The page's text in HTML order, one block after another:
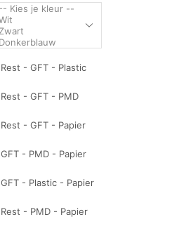
Rest - GFT - Plastic
Rest - GFT - PMD
Rest - GFT - Papier
GFT - PMD - Papier
GFT - Plastic - Papier
Rest - PMD - Papier